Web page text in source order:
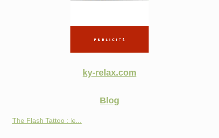
ky-relax.com
Blog
The Flash Tattoo : le...